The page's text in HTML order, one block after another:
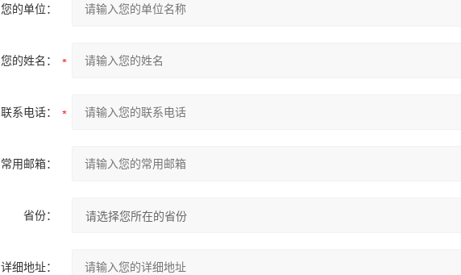
您的单位：
您的姓名：
联系电话：
常用邮箱：
省份：
详细地址：